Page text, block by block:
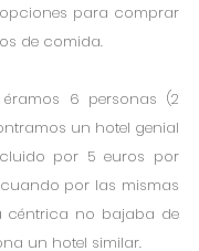
para comprar
de comida.
6 personas (2
un hotel genial
por 5 euros por
por las mismas
céntrica no bajaba de
un hotel similar.